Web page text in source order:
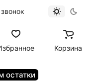
Корзина
остатки